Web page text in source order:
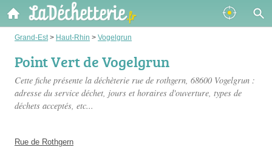
Grand-Est > Haut-Rhin > Vogelgrun
Point Vert de Vogelgrun
Cette fiche présente la déchèterie rue de rothgern, 68600 Vogelgrun :
adresse du service déchet, jours et horaires d'ouverture, types de
déchets acceptés, etc...
Rue de Rothgern